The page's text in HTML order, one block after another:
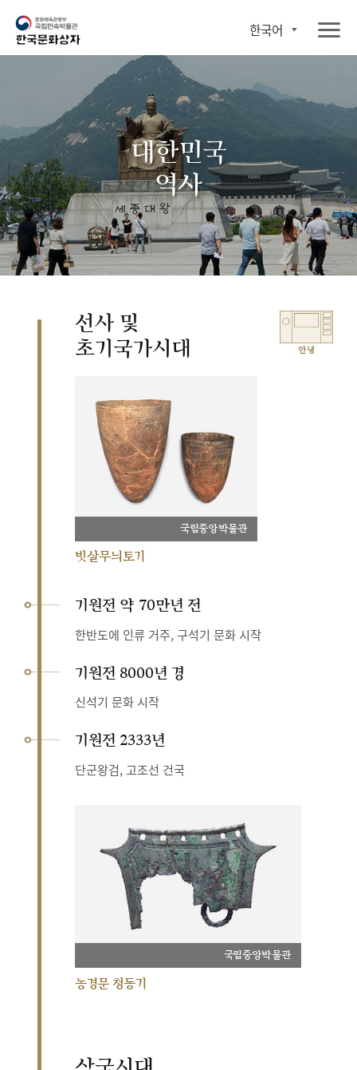
한국어
대한민국
역사
안녕
선사 및
초기국가시대
국립중앙박물관
빗살무늬토기
기원전 약 70만년 전
한반도에 인류 거주, 구석기 문화 시작
기원전 8000년 경
신석기 문화 시작
기원전 2333년
단군왕검, 고조선 건국
국립중앙박물관
농경문 청동기